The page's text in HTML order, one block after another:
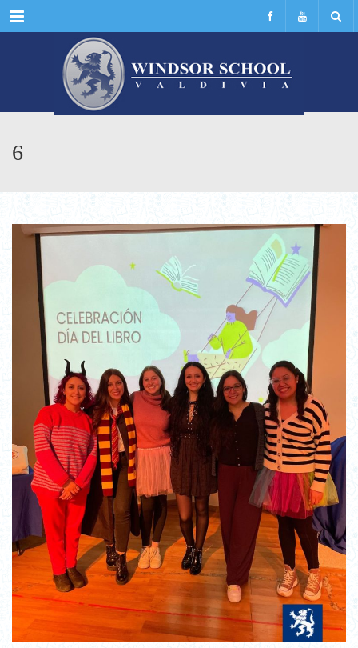
Menu
6